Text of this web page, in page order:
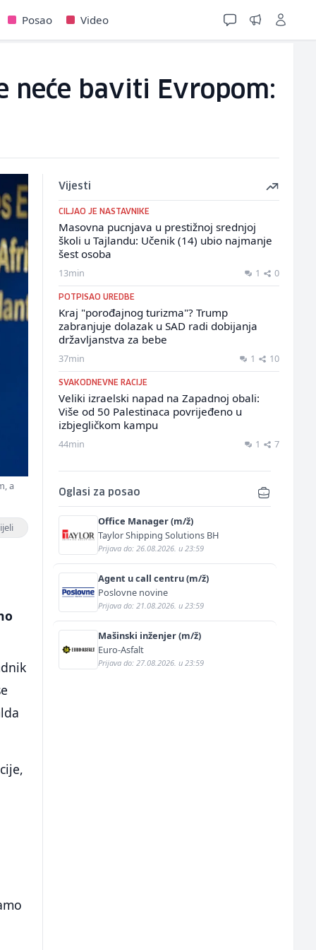
Posao Video
neće baviti Evropom:
a
Vijesti
CILJAO JE NASTAVNIKE
Masovna pucnjava u prestižnoj srednjoj
školi u Tajlandu: Učenik (14) ubio najmanje
šest osoba
13min 1 0
POTPISAO UREDBE
Kraj "porođajnog turizma"? Trump
zabranjuje dolazak u SAD radi dobijanja
državljanstva za bebe
37min 1 10
SVAKODNEVNE RACIJE
Veliki izraelski napad na Zapadnoj obali:
Više od 50 Palestinaca povrijeđeno u
izbjegličkom kampu
44min 1 7
Oglasi za posao
Office Manager (m/ž)
Taylor Shipping Solutions BH
Prijava do: 26.08.2026. u 23:59
Agent u call centru (m/ž)
Poslovne novine
Prijava do: 21.08.2026. u 23:59
Mašinski inženjer (m/ž)
Euro-Asfalt
Prijava do: 27.08.2026. u 23:59